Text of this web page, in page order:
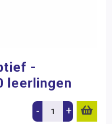
-
leerlingen
- +